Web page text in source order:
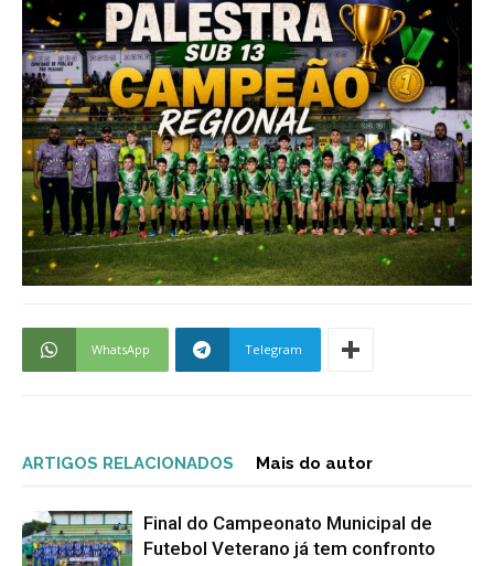
WhatsApp Telegram
ARTIGOS RELACIONADOS Mais do autor
Final do Campeonato Municipal de
Futebol Veterano já tem confronto